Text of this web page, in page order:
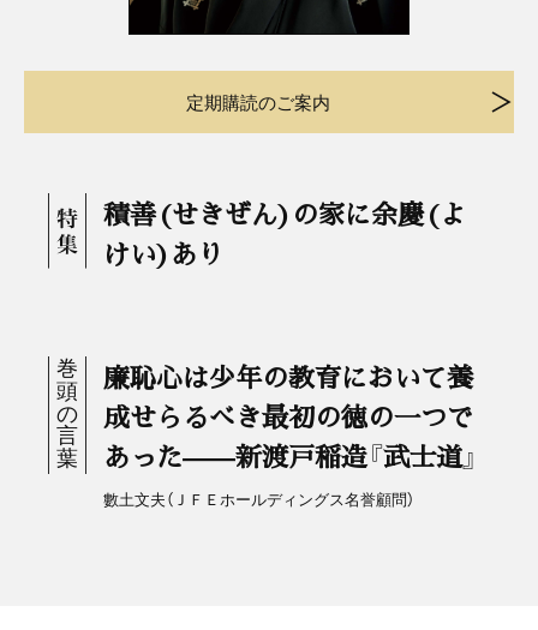
定期購読のご案内
積善(せきぜん)の家に余慶(よ
けい)あり
廉恥心は少年の教育において養
成せらるべき最初の徳の一つで
あった——新渡戸稲造『武士道』
數土文夫（ＪＦＥホールディングス名誉顧問）